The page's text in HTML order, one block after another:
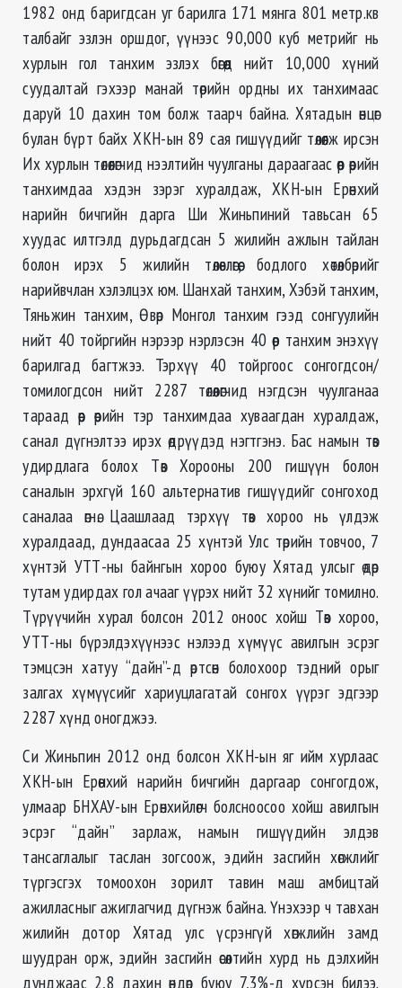
1982 онд баригдсан уг барилга 171 мянга 801 метр.кв
талбайг эзлэн оршдог, үүнээс 90,000 куб метрийг нь
хурлын гол танхим эзлэх бөгөөд нийт 10,000 хүний
суудалтай гэхээр манай төрийн ордны их танхимаас
даруй 10 дахин том болж таарч байна. Хятадын өнцөг
булан бүрт байх ХКН-ын 89 сая гишүүдийг төлөөлж ирсэн
Их хурлын төлөөлөгчид нээлтийн чуулганы дараагаас өөр өөрийн
танхимдаа хэдэн зэрэг хуралдаж, ХКН-ын Ерөнхий
нарийн бичгийн дарга Ши Жиньпиний тавьсан 65
хуудас илтгэлд дурьдагдсан 5 жилийн ажлын тайлан
болон ирэх 5 жилийн төлөвлөгөө, бодлого хөтөлбөрийг
нарийвчлан хэлэлцэх юм. Шанхай танхим, Хэбэй танхим,
Тяньжин танхим, Өвөр Монгол танхим гээд сонгуулийн
нийт 40 тойргийн нэрээр нэрлэсэн 40 өөр танхим энэхүү
барилгад багтжээ. Тэрхүү 40 тойргоос сонгогдсон/
томилогдсон нийт 2287 төлөөлөгчид нэгдсэн чуулганаа
тараад өөр өөрийн тэр танхимдаа хуваагдан хуралдаж,
санал дүгнэлтээ ирэх өдрүүдэд нэгтгэнэ. Бас намын төв
удирдлага болох Төв Хорооны 200 гишүүн болон
саналын эрхгүй 160 альтернатив гишүүдийг сонгоход
саналаа өгнө. Цаашлаад тэрхүү төв хороо нь үлдэж
хуралдаад, дундаасаа 25 хүнтэй Улс төрийн товчоо, 7
хүнтэй УТТ-ны байнгын хороо буюу Хятад улсыг өдөр
тутам удирдах гол ачааг үүрэх нийт 32 хүнийг томилно.
Түрүүчийн хурал болсон 2012 оноос хойш Төв хороо,
УТТ-ны бүрэлдэхүүнээс нэлээд хүмүүс авилгын эсрэг
тэмцсэн хатуу “дайн”-д өртсөн болохоор тэдний орыг
залгах хүмүүсийг хариуцлагатай сонгох үүрэг эдгээр
2287 хүнд оногджээ.
Си Жиньпин 2012 онд болсон ХКН-ын яг ийм хурлаас
ХКН-ын Ерөнхий нарийн бичгийн даргаар сонгогдож,
улмаар БНХАУ-ын Ерөнхийлөгч болсноосоо хойш авилгын
эсрэг “дайн” зарлаж, намын гишүүдийн элдэв
тансаглалыг таслан зогсоож, эдийн засгийн хөгжлийг
түргэсгэх томоохон зорилт тавин маш амбицтай
ажилласныг ажиглагчид дүгнэж байна. Үнэхээр ч тавхан
жилийн дотор Хятад улс үсрэнгүй хөгжлийн замд
шуудран орж, эдийн засгийн өсөлтийн хурд нь дэлхийн
дунджаас 2,8 дахин өндөр буюу 7,3%-д хүрсэн билээ.